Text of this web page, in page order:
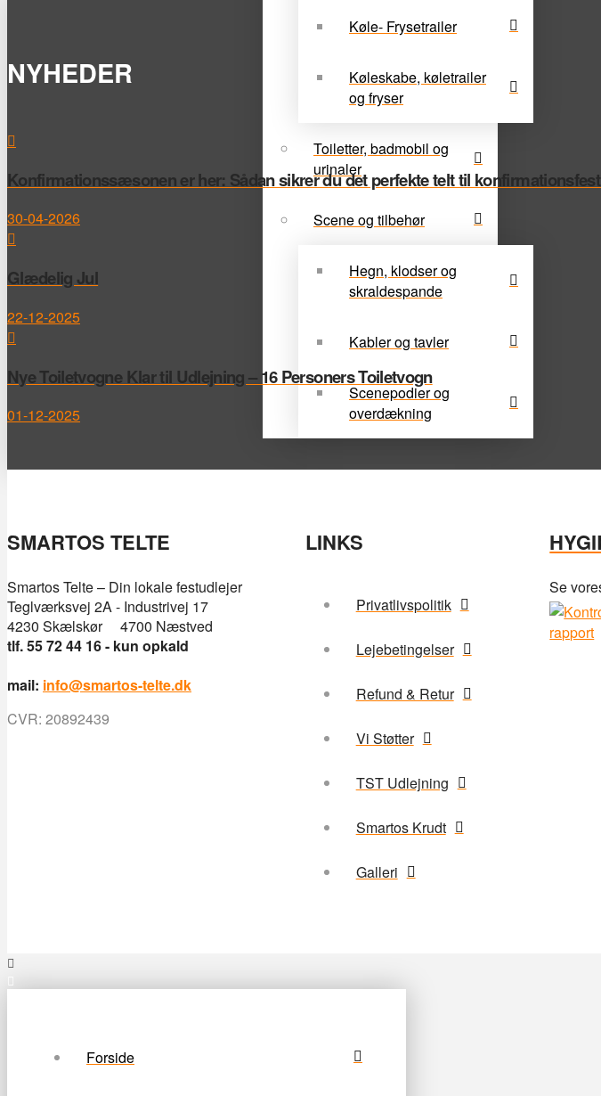
Køle- Frysetrailer
Køleskabe, køletrailer
og fryser
Toiletter, badmobil og
urinaler
Scene og tilbehør
Hegn, klodser og
skraldespande
Kabler og tavler
Scenepodier og
overdækning
NYHEDER
Konfirmationssæsonen er her: Sådan sikrer du det perfekte telt til
30-04-2026
Glædelig Jul
22-12-2025
Nye Toiletvogne Klar til Udlejning – 16 Personers Toiletvogn
01-12-2025
SMARTOS TELTE
Smartos Telte – Din lokale festudlejer
Teglværksvej 2A - Industrivej 17
4230 Skælskør 4700 Næstved
tlf. 55 72 44 16 - kun opkald
mail: info@smartos-telte.dk
CVR: 20892439
LINKS
Privatlivspolitik
Lejebetingelser
Refund & Retur
Vi Støtter
TST Udlejning
Smartos Krudt
Galleri
Se
Forside